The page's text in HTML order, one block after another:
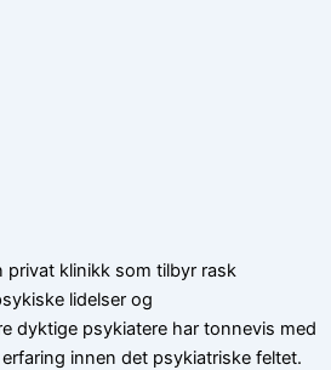
privat klinikk som tilbyr rask
lidelser og
dyktige psykiatere har tonnevis med
innen det psykiatriske feltet.